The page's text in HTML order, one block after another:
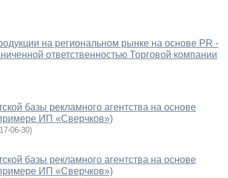
на региональном рынке на основе PR -
ответственностью Торговой компании
базы рекламного агентства на основе
ИП «Сверчков»)
06-30)
базы рекламного агентства на основе
ИП «Сверчков»)